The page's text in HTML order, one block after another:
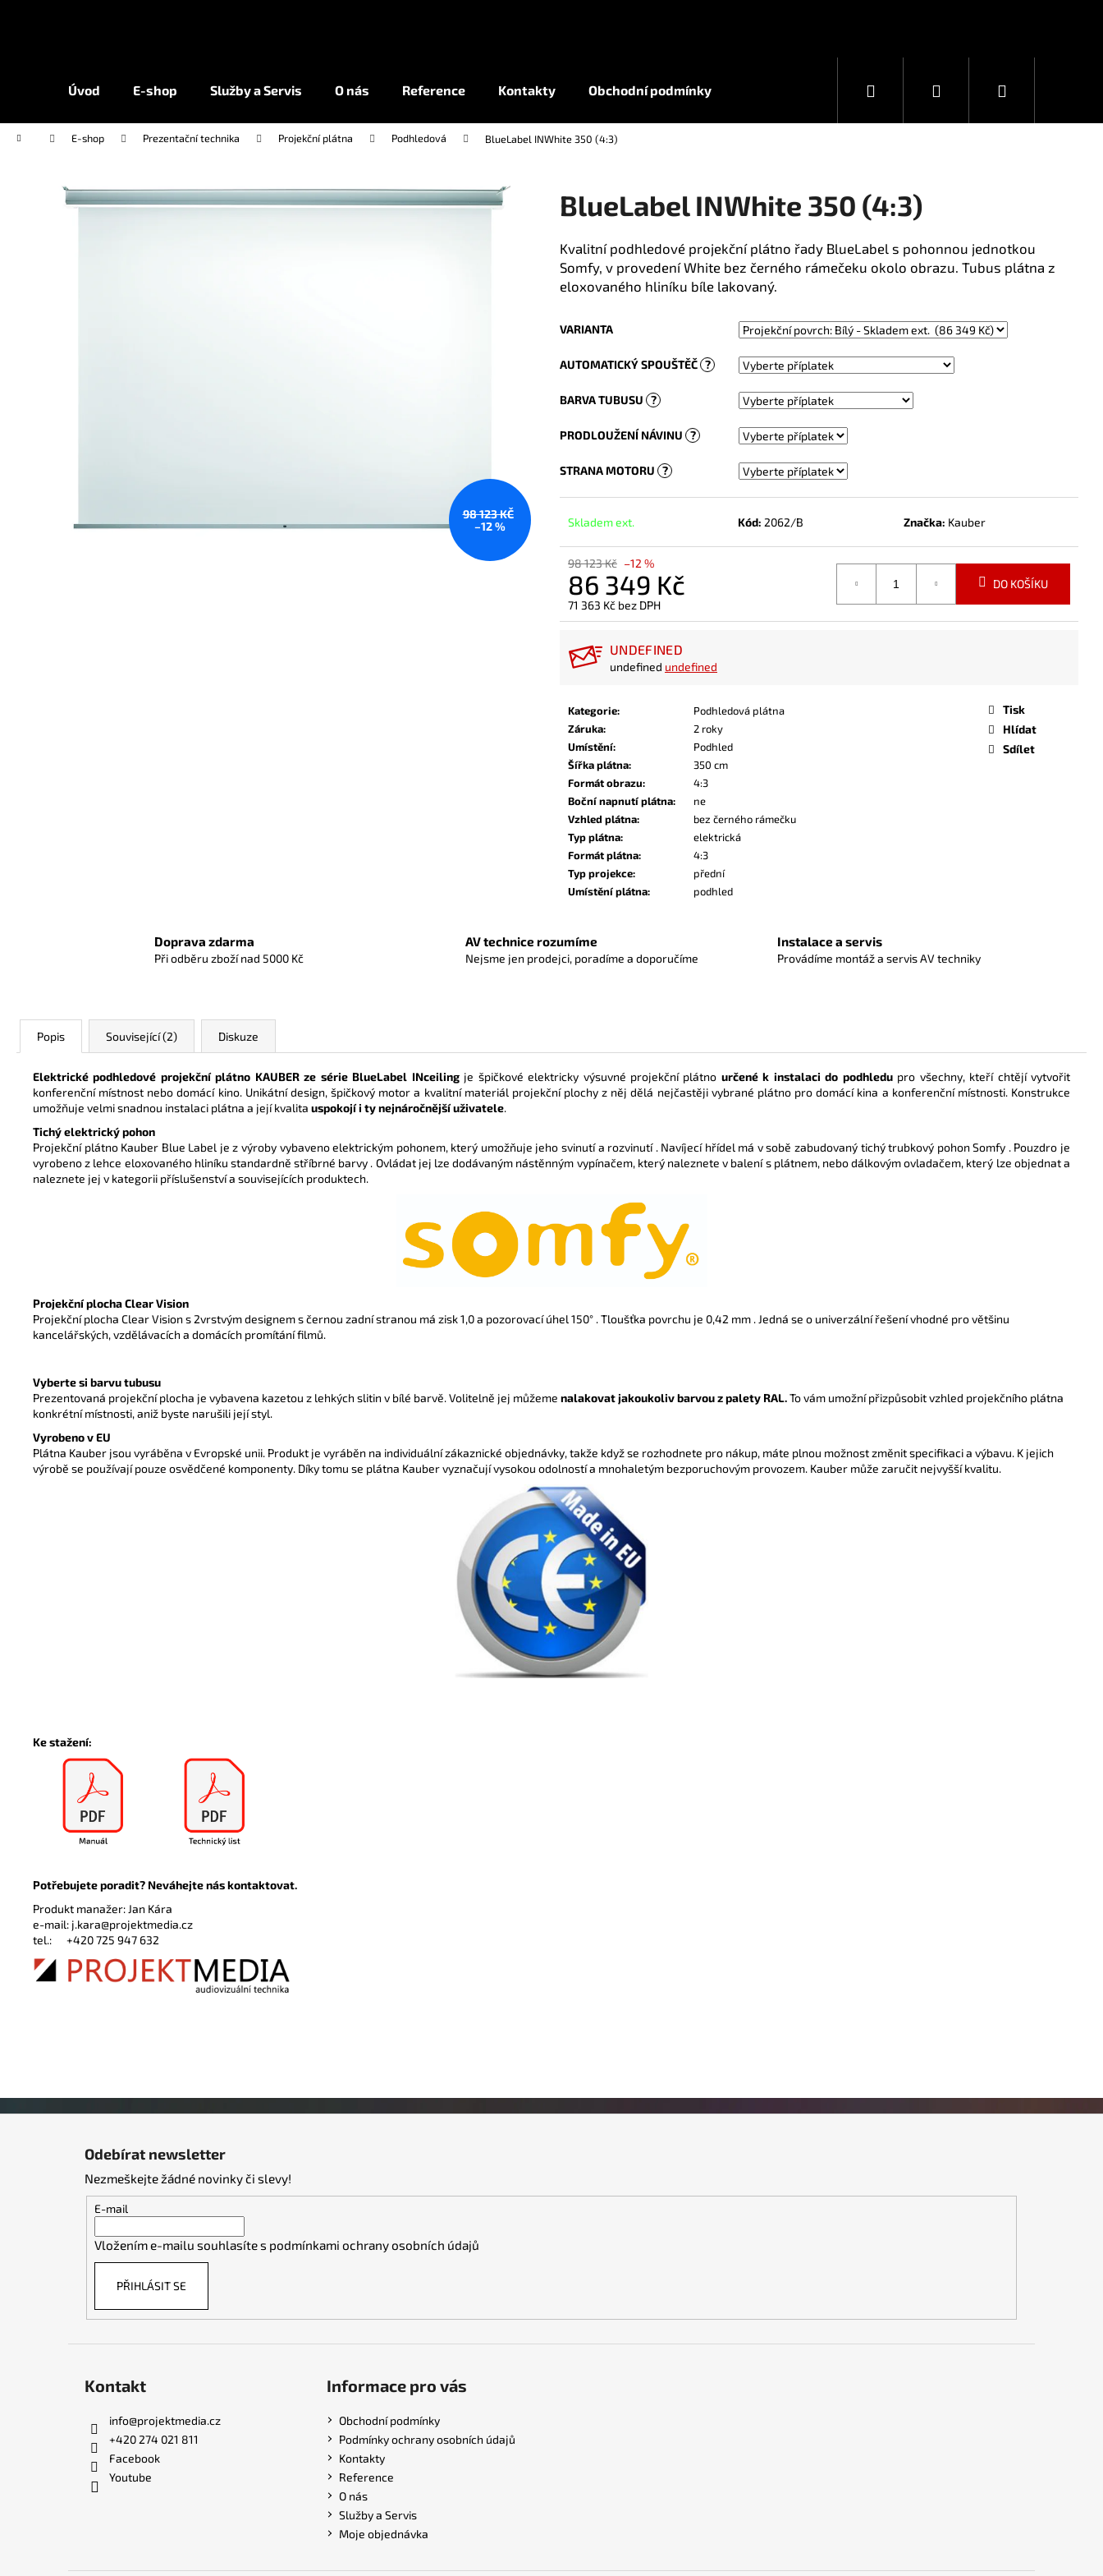
Úvod E-shop Služby a Servis O nás Reference Kontakty Obchodní podmínky Hledat PřihlášeníNákupní
Domů E-shop Prezentační technika Projekční plátna Podhledová BlueLabel INWhite 350 (4:3)
BlueLabel INWhite 350 (4:3)
Kvalitní podhledové projekční plátno řady BlueLabel s pohonnou jednotkou
Somfy, v provedení White bez černého rámečeku okolo obrazu. Tubus plátna z
eloxovaného hliníku bíle lakovaný.
VARIANTA
AUTOMATICKÝ SPOUŠTĚČ ?
BARVA TUBUSU ?
PRODLOUŽENÍ NÁVINU ?
STRANA MOTORU ?
Skladem ext. Kód: 2062/B Značka: Kauber
98 123 Kč –12 %
86 349 Kč
71 363 Kč bez DPH
Měrná
DO KOŠÍKU
UNDEFINED
undefined undefined
Kategorie:
Podhledová plátna
Záruka:
2 roky
Umístění:
Podhled
Šířka plátna:
350 cm
Formát obrazu:
4:3
Boční napnutí plátna:
ne
Vzhled plátna:
bez černého rámečku
Typ plátna:
elektrická
Formát plátna:
4:3
Typ projekce:
přední
Umístění plátna: podhled
Tisk
Hlídat
Sdílet
98 123 KČ
–12 %
Doprava zdarma
Při odběru zboží nad 5000 Kč
AV technice rozumíme
Nejsme jen prodejci, poradíme a doporučíme
Instalace a servis
Provádíme montáž a servis AV techniky
Popis Související (2) Diskuze
Elektrické podhledové projekční plátno KAUBER ze série BlueLabel INceiling je špičkové elektricky výsuvné projekční plátno určené k instalaci do podhledupro všechny, kteří chtějí vytvořit
konferenční místnost nebo domácí kino. Unikátní design, špičkový motor a kvalitní materiál projekční plochy z něj dělá nejčastěji vybrané plátno pro domácí kina a konferenční místnosti. Konstrukce
umožňuje velmi snadnou instalaci plátna a její kvalita uspokojí i ty nejnáročnější uživatele.
Tichý elektrický pohon
Projekční plátno Kauber Blue Label je z výroby vybaveno elektrickým pohonem, který umožňuje jeho svinutí a rozvinutí . Navíjecí hřídel má v sobě zabudovaný tichý trubkový pohon Somfy . Pouzdro je
vyrobeno z lehce eloxovaného hliníku standardně stříbrné barvy . Ovládat jej lze dodávaným nástěnným vypínačem, který naleznete v balení s plátnem, nebo dálkovým ovladačem, který lze objednat a
naleznete jej v kategorii příslušenství a souvisejících produktech.
Projekční plocha Clear Vision
Projekční plocha Clear Vision s 2vrstvým designem s černou zadní stranou má zisk 1,0 a pozorovací úhel 150° . Tloušťka povrchu je 0,42 mm . Jedná se o univerzální řešení vhodné pro většinu
kancelářských, vzdělávacích a domácích promítání filmů.
Vyberte si barvu tubusu
Prezentovaná projekční plocha je vybavena kazetou z lehkých slitin v bílé barvě. Volitelně jej můžeme nalakovat jakoukoliv barvou z palety RAL.To vám umožní přizpůsobit vzhled projekčního plátna
konkrétní místnosti, aniž byste narušili její styl.
Vyrobeno v EU
Plátna Kauber jsou vyráběna v Evropské unii. Produkt je vyráběn na individuální zákaznické objednávky, takže když se rozhodnete pro nákup, máte plnou možnost změnit specifikaci a výbavu. K jejich
výrobě se používají pouze osvědčené komponenty. Díky tomu se plátna Kauber vyznačují vysokou odolností a mnohaletým bezporuchovým provozem. Kauber může zaručit nejvyšší kvalitu.
Ke stažení:
Potřebujete poradit? Neváhejte nás kontaktovat.
Produkt manažer: Jan Kára
e-mail: j.kara@projektmedia.cz
tel.: +420 725 947 632
obchodu
obchodu
Co potřebujete najít?
Odebírat newsletter
Nezmeškejte žádné novinky či slevy!
E-mail
Vložením e-mailu souhlasíte s podmínkami ochrany osobních údajů
PŘIHLÁSIT SE
Kontakt
info@projektmedia.cz
+420 274 021 811
Facebook
Youtube
Informace pro vás
Obchodní podmínky
Podmínky ochrany osobních údajů
Kontakty
Reference
O nás
Služby a Servis
Moje objednávka